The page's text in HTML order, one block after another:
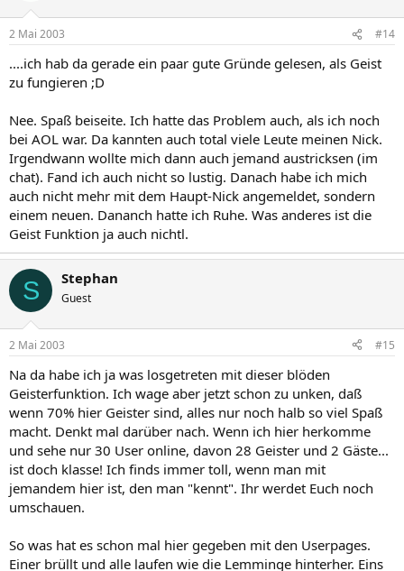
2 Mai 2003 #14
....ich hab da gerade ein paar gute Gründe gelesen, als Geist
zu fungieren ;D
Nee. Spaß beiseite. Ich hatte das Problem auch, als ich noch
bei AOL war. Da kannten auch total viele Leute meinen Nick.
Irgendwann wollte mich dann auch jemand austricksen (im
chat). Fand ich auch nicht so lustig. Danach habe ich mich
auch nicht mehr mit dem Haupt-Nick angemeldet, sondern
einem neuen. Dananch hatte ich Ruhe. Was anderes ist die
Geist Funktion ja auch nichtl.
S Stephan
Guest
2 Mai 2003 #15
Na da habe ich ja was losgetreten mit dieser blöden
Geisterfunktion. Ich wage aber jetzt schon zu unken, daß
wenn 70% hier Geister sind, alles nur noch halb so viel Spaß
macht. Denkt mal darüber nach. Wenn ich hier herkomme
und sehe nur 30 User online, davon 28 Geister und 2 Gäste...
ist doch klasse! Ich finds immer toll, wenn man mit
jemandem hier ist, den man "kennt". Ihr werdet Euch noch
umschauen.
So was hat es schon mal hier gegeben mit den Userpages.
Einer brüllt und alle laufen wie die Lemminge hinterher. Eins